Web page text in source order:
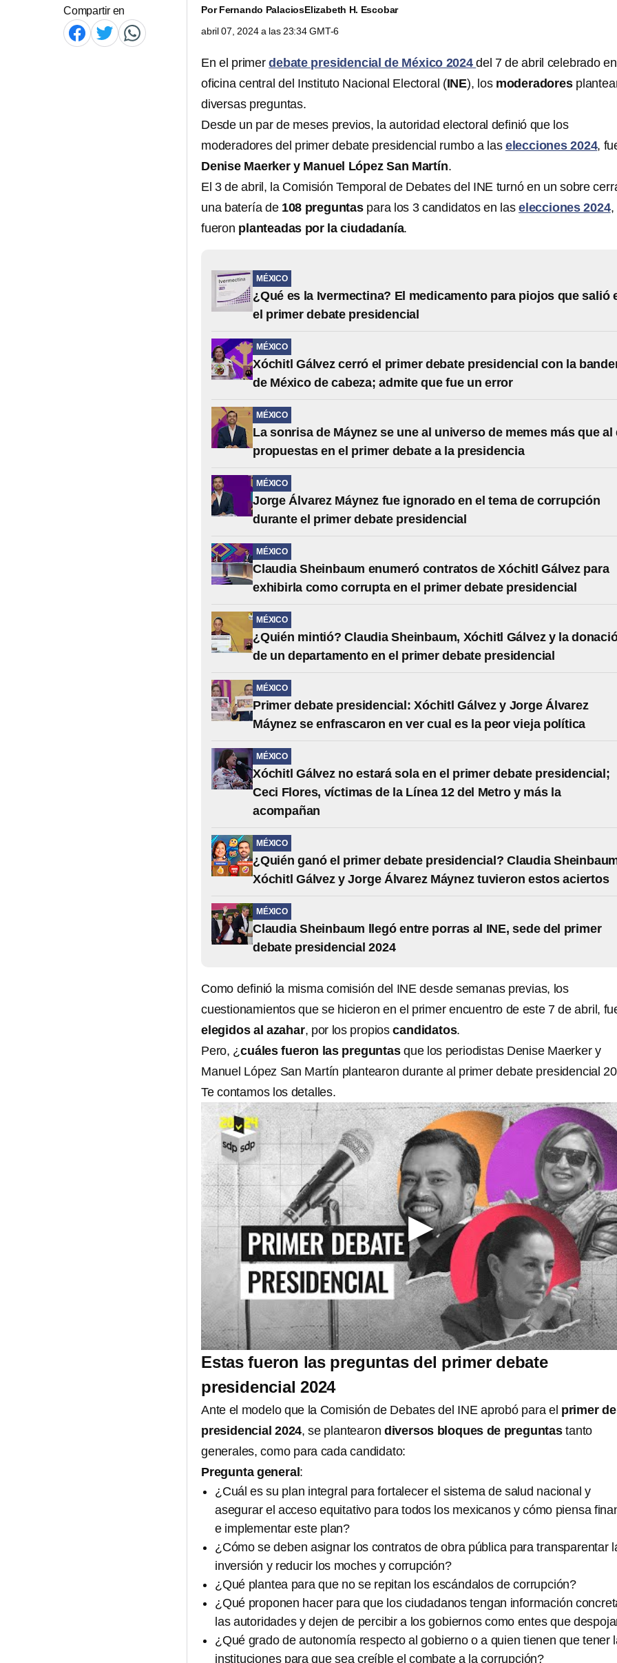
Compartir en PorFernando PalaciosElizabeth H. Escobar
abril 07, 2024 a las 23:34 GMT-6
En el primerdebate presidencial de México 2024 del 7 de abril celebrado
oficina central del Instituto Nacional Electoral (INE), los moderadores
diversas preguntas.
Desde un par de meses previos, la autoridad electoral definió que los
moderadores del primer debate presidencial rumbo a las elecciones 2024,
Denise Maerker y Manuel López San Martín.
El 3 de abril, la Comisión Temporal de Debates del INE turnó en un sobre
una batería de 108 preguntaspara los 3 candidatos en laselecciones 2024,
fueron planteadas por la ciudadanía.
MÉXICO
¿Qué es la Ivermectina? El medicamento para piojos que salió
el primer debate presidencial
MÉXICO
Xóchitl Gálvez cerró el primer debate presidencial con la
de México de cabeza; admite que fue un error
MÉXICO
La sonrisa de Máynez se une al universo de memes más que al
propuestas en el primer debate a la presidencia
MÉXICO
Jorge Álvarez Máynez fue ignorado en el tema de corrupción
durante el primer debate presidencial
MÉXICO
Claudia Sheinbaum enumeró contratos de Xóchitl Gálvez para
exhibirla como corrupta en el primer debate presidencial
MÉXICO
¿Quién mintió? Claudia Sheinbaum, Xóchitl Gálvez y la
de un departamento en el primer debate presidencial
MÉXICO
Primer debate presidencial: Xóchitl Gálvez y Jorge Álvarez
Máynez se enfrascaron en ver cual es la peor vieja política
MÉXICO
Xóchitl Gálvez no estará sola en el primer debate presidencial;
Ceci Flores, víctimas de la Línea 12 del Metro y más la
acompañan
MÉXICO
¿Quién ganó el primer debate presidencial? Claudia
Xóchitl Gálvez y Jorge Álvarez Máynez tuvieron estos aciertos
MÉXICO
Claudia Sheinbaum llegó entre porras al INE, sede del primer
debate presidencial 2024
Como definió la misma comisión del INE desde semanas previas, los
cuestionamientos que se hicieron en el primer encuentro de este 7 de abril,
elegidos al azahar, por los propioscandidatos.
Pero, ¿cuáles fueron las preguntasque los periodistas Denise Maerker y
Manuel López San Martín plantearon durante al primer debate presidencial
Te contamos los detalles.
Estas fueron las preguntas del primer debate
presidencial 2024
Ante el modelo que la Comisión de Debates del INE aprobó para el primer
presidencial 2024, se plantearon diversos bloques de preguntastanto
generales, como para cada candidato:
Pregunta general :
¿Cuál es su plan integral para fortalecer el sistema de salud nacional y
asegurar el acceso equitativo para todos los mexicanos y cómo piensa
e implementar este plan?
¿Cómo se deben asignar los contratos de obra pública para transparentar
inversión y reducir los moches y corrupción?
¿Qué plantea para que no se repitan los escándalos de corrupción?
¿Qué proponen hacer para que los ciudadanos tengan información
las autoridades y dejen de percibir a los gobiernos como entes que
¿Qué grado de autonomía respecto al gobierno o a quien tienen que tener
instituciones para que sea creíble el combate a la corrupción?